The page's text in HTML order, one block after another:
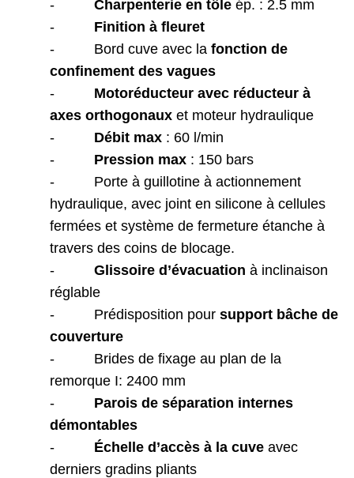
- Charpenterie en tôle ép. : 2.5 mm
- Finition à fleuret
- Bord cuve avec la fonction de
confinement des vagues
- Motoréducteur avec réducteur à
axes orthogonaux et moteur hydraulique
- Débit max : 60 l/min
- Pression max : 150 bars
- Porte à guillotine à actionnement
hydraulique, avec joint en silicone à cellules
fermées et système de fermeture étanche à
travers des coins de blocage.
- Glissoire d’évacuation à inclinaison
réglable
- Prédisposition pour support bâche de
couverture
- Brides de fixage au plan de la
remorque I: 2400 mm
- Parois de séparation internes
démontables
- Échelle d’accès à la cuve avec
derniers gradins pliants